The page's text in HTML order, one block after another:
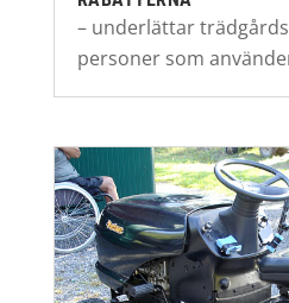
– underlättar
personer som